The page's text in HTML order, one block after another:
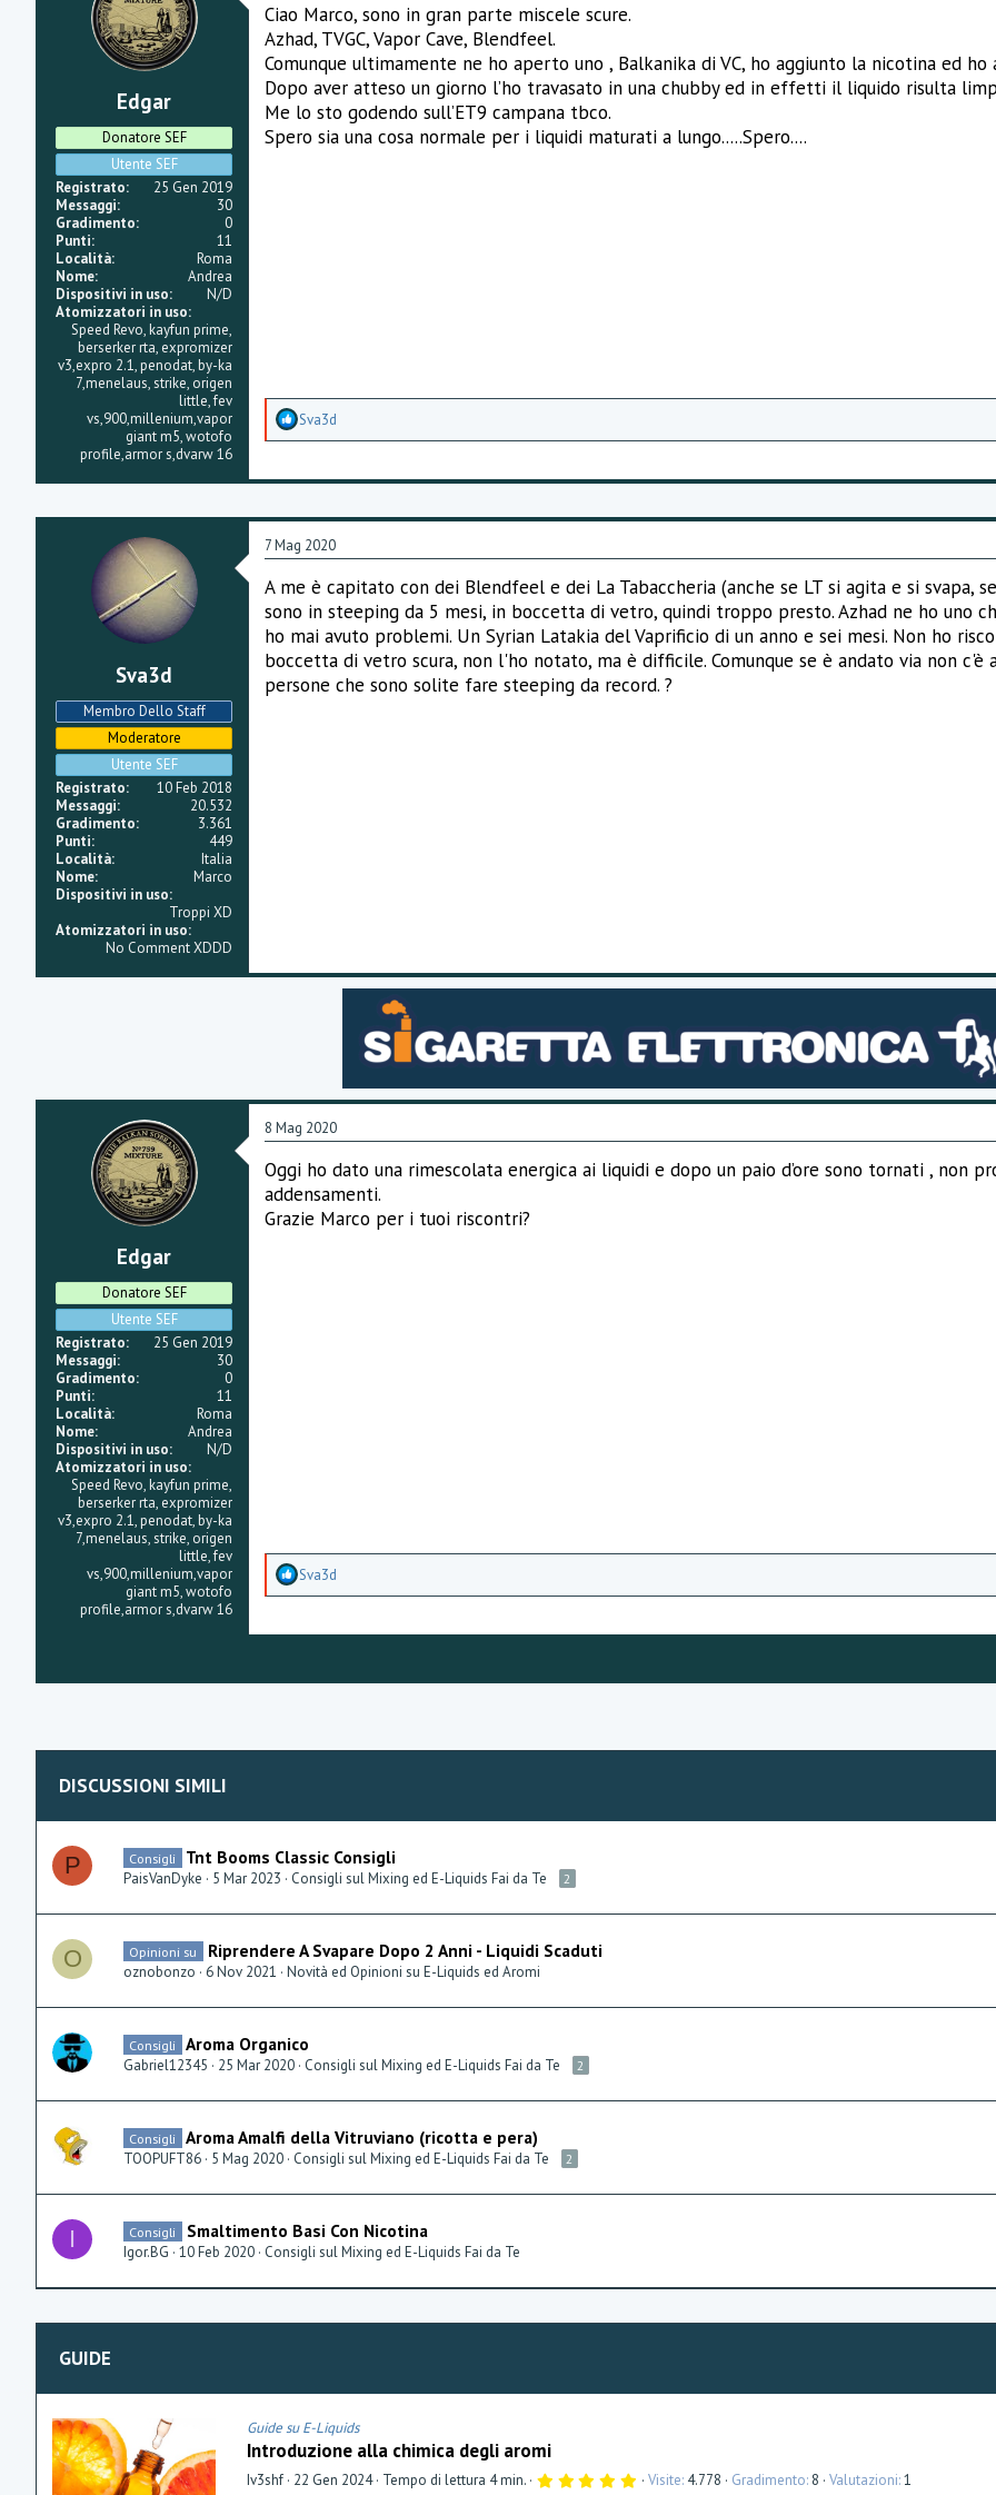
Edgar
Donatore SEF
Utente SEF
Registrato
25 Gen 2019
Messaggi
30
Gradimento
0
Punti
11
Località
Roma
Nome
Andrea
Dispositivi in uso
N/D
Atomizzatori in uso
Speed Revo, kayfun prime,
berserker rta, expromizer
v3,expro 2.1, penodat, by-ka
7,menelaus, strike, origen
little, fev
vs,900,millenium,vapor
giant m5, wotofo
profile,armor s,dvarw 16
Ciao Marco, sono in gran parte miscele scure.
Azhad, TVGC, Vapor Cave, Blendfeel.
Comunque ultimamente ne ho aperto uno , Balkanika di VC, ho aggiunto la nicotina ed
Dopo aver atteso un giorno l’ho travasato in una chubby ed in effetti il liquido risulta
Me lo sto godendo sull’ET9 campana tbco.
Spero sia una cosa normale per i liquidi maturati a lungo.....Spero....
A
e
z
a
m
n
t
i
:
Sva3d
Sva3d
Membro Dello Staff
Moderatore
Utente SEF
Registrato
10 Feb 2018
Messaggi
20.532
Gradimento
3.361
Punti
449
Località
Italia
Nome
Marco
Dispositivi in uso
Troppi XD
Atomizzatori in uso
No Comment XDDD
7 Mag 2020
A me è capitato con dei Blendfeel e dei La Tabaccheria (anche se LT si agita e si svapa,
sono in steeping da 5 mesi, in boccetta di vetro, quindi troppo presto. Azhad ne ho uno
ho mai avuto problemi. Un Syrian Latakia del Vaprificio di un anno e sei mesi. Non ho
boccetta di vetro scura, non l'ho notato, ma è difficile. Comunque se è andato via non
persone che sono solite fare steeping da record. ?
Edgar
Donatore SEF
Utente SEF
Registrato
25 Gen 2019
Messaggi
30
Gradimento
0
Punti
11
Località
Roma
Nome
Andrea
Dispositivi in uso
N/D
Atomizzatori in uso
Speed Revo, kayfun prime,
berserker rta, expromizer
v3,expro 2.1, penodat, by-ka
7,menelaus, strike, origen
little, fev
vs,900,millenium,vapor
giant m5, wotofo
profile,armor s,dvarw 16
8 Mag 2020
Oggi ho dato una rimescolata energica ai liquidi e dopo un paio d’ore sono tornati , non
addensamenti.
Grazie Marco per i tuoi riscontri?
A
z
n
Sva3d
DISCUSSIONI SIMILI
P Consigli Tnt Booms Classic Consigli
PaisVanDyke 5 Mar 2023 Consigli sul Mixing ed E-Liquids Fai da Te 2
O Opinioni su Riprendere A Svapare Dopo 2 Anni - Liquidi Scaduti
oznobonzo 6 Nov 2021 Novità ed Opinioni su E-Liquids ed Aromi
Consigli Aroma Organico
Gabriel12345 25 Mar 2020 Consigli sul Mixing ed E-Liquids Fai da Te 2
Consigli Aroma Amalfi della Vitruviano (ricotta e pera)
TOOPUFT86 5 Mag 2020 Consigli sul Mixing ed E-Liquids Fai da Te 2
I Consigli Smaltimento Basi Con Nicotina
Igor.BG 10 Feb 2020 Consigli sul Mixing ed E-Liquids Fai da Te
GUIDE
Guide su E-Liquids
Introduzione alla chimica degli aromi
Iv3shf 22 Gen 2024 Tempo di lettura 4 min. 5 Visite 4.778 Gradimento 8 Valutazioni 1